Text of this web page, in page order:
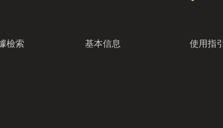
檢索 基本信息 使用指